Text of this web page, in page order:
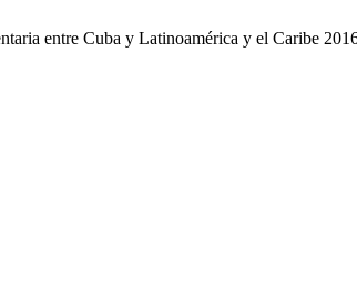
entre Cuba y Latinoamérica y el Caribe